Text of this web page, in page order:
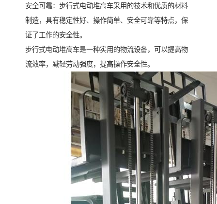
安全可靠：步行式电动堆高车采用的技术和优质的材料
制造，具有稳定性好、操作简单、安全可靠等特点，保
证了工作的安全性。
步行式电动堆高车是一种实用的物流设备，可以提高物
流效率，减轻劳动强度，提高操作安全性。